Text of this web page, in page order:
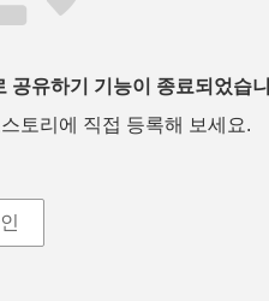
유하기 기능이 종료되었습
토리에 직접 등록해 보세요.